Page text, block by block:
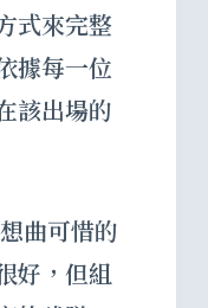
式來完整
據每一位
該出場的
曲可惜的
好，但組